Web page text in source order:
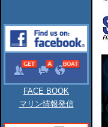
FACE BOOK
マリン情報発信